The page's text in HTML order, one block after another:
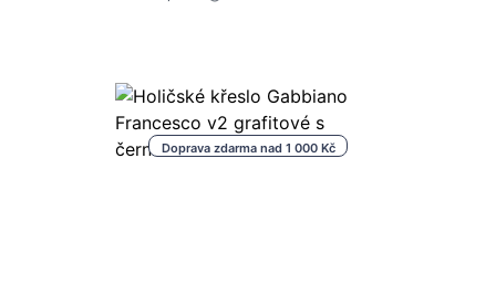
Doprava zdarma nad 1 000 Kč